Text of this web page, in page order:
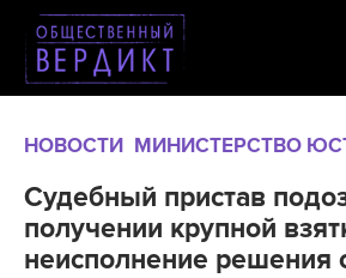
НОВОСТИ МИНИСТЕРСТВО
Судебный пристав
получении крупной
неисполнение решения